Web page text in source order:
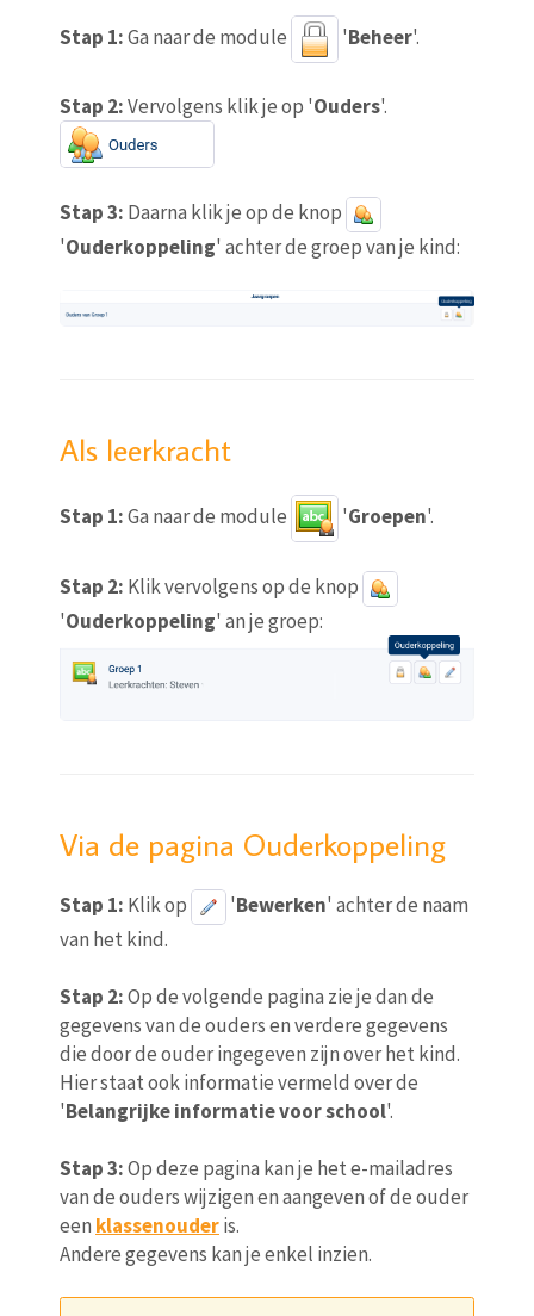
Stap 1:Ga naar de module 'Beheer'.
Stap 2:Vervolgens klik je op 'Ouders'.
Stap 3: Daarna klik je op de knop
'Ouderkoppeling' achter de groep van je kind:
Als leerkracht
Stap 1:Ga naar de module 'Groepen'.
Stap 2: Klik vervolgens op de knop
'Ouderkoppeling' an je groep:
Via de pagina Ouderkoppeling
Stap 1: Klik op 'Bewerken' achter de naam
van het kind.
Stap 2:Op de volgende pagina zie je dan de
gegevens van de ouders en verdere gegevens
die door de ouder ingegeven zijn over het kind.
Hier staat ook informatie vermeld over de
'Belangrijke informatie voor school'.
Stap 3:Op deze pagina kan je het e-mailadres
van de ouders wijzigen en aangeven of de ouder
een klassenouderis.
Andere gegevens kan je enkel inzien.